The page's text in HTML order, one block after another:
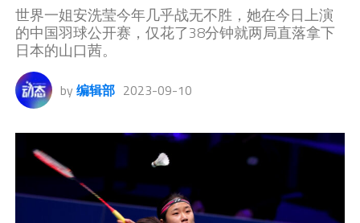
世界一姐安洗莹今年几乎战无不胜，她在今日上演
的中国羽球公开赛，仅花了38分钟就两局直落拿下
日本的山口茜。
by 编辑部 2023-09-10